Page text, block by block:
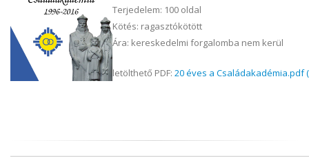
Terjedelem: 100 oldal
Kötés: ragasztókötött
Ára: kereskedelmi forgalomba nem kerül
letölthető PDF: 20 éves a Családakadémia.pdf